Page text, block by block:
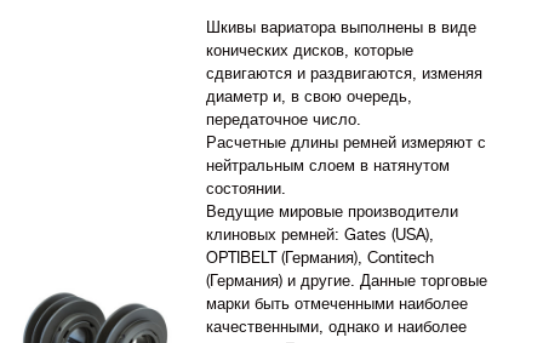
Шкивы вариатора выполнены в виде
конических дисков, которые
сдвигаются и раздвигаются, изменяя
диаметр и, в свою очередь,
передаточное число.
Расчетные длины ремней измеряют с
нейтральным слоем в натянутом
состоянии.
Ведущие мировые производители
клиновых ремней: Gates (USA),
OPTIBELT (Германия), Contitech
(Германия) и другие. Данные торговые
марки быть отмеченными наиболее
качественными, однако и наиболее